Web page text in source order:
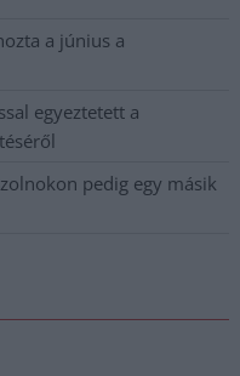
a június a
egyeztetett a
pedig egy másik